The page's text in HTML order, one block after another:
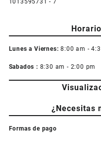
Lunes a Viernes: 8:00 am -
Sabados : 8:30 am - 2:00 pm
¿Necesitas
Formas de pago